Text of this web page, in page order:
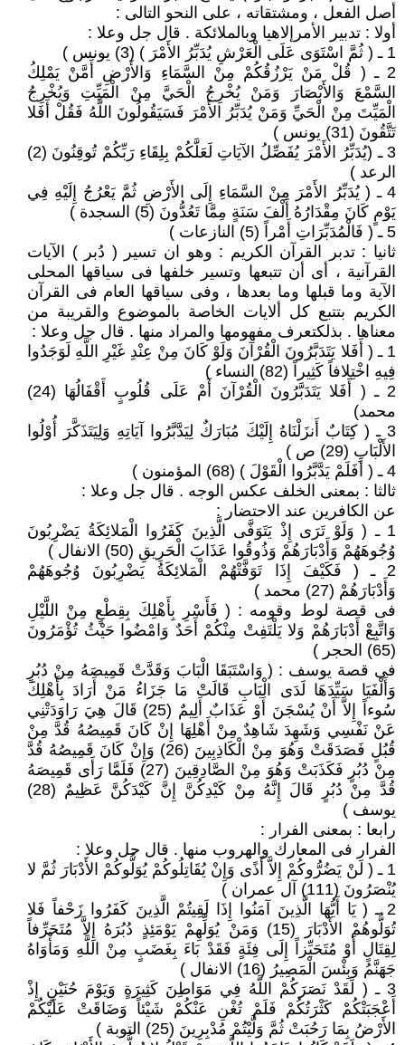
أصل الفعل ، ومشتقاته ، على النحو التالى :
أولا : تدبير الأمرإلاهيا وبالملائكة . قال جل وعلا :
1 ـ ( ثُمَّ اسْتَوَى عَلَى الْعَرْشِ يُدَبِّرُ الأَمْرَ ) (3) يونس )
2 ـ ( قُلْ مَنْ يَرْزُقُكُمْ مِنْ السَّمَاءِ وَالأَرْضِ أَمَّنْ يَمْلِكُ
السَّمْعَ وَالأَبْصَارَ وَمَنْ يُخْرِجُ الْحَيَّ مِنْ الْمَيِّتِ وَيُخْرِجُ
الْمَيِّتَ مِنْ الْحَيِّ وَمَنْ يُدَبِّرُ الأَمْرَ فَسَيَقُولُونَ اللَّهُ فَقُلْ أَفَلا
تَتَّقُونَ (31) يونس )
3 ـ (يُدَبِّرُ الأَمْرَ يُفَصِّلُ الآيَاتِ لَعَلَّكُمْ بِلِقَاءِ رَبِّكُمْ تُوقِنُونَ (2)
الرعد )
4 ـ ( يُدَبِّرُ الأَمْرَ مِنْ السَّمَاءِ إِلَى الأَرْضِ ثُمَّ يَعْرُجُ إِلَيْهِ فِي
يَوْمٍ كَانَ مِقْدَارُهُ أَلْفَ سَنَةٍ مِمَّا تَعُدُّونَ (5) السجدة )
5 ـ ( فَالْمُدَبِّرَاتِ أَمْراً (5) النازعات )
ثانيا : تدبر القرآن الكريم : وهو ان تسير ( دُبر ) الآيات
القرآنية ، أى أن تتبعها وتسير خلفها فى سياقها المحلى
الآية وما قبلها وما بعدها ، وفى سياقها العام فى القرآن
الكريم بتتبع كل ألايات الخاصة بالموضوع والقريبة من
معناها . بذلكتعرف مفهومها والمراد منها . قال جل وعلا :
1 ـ ( أَفَلا يَتَدَبَّرُونَ الْقُرْآنَ وَلَوْ كَانَ مِنْ عِنْدِ غَيْرِ اللَّهِ لَوَجَدُوا
فِيهِ اخْتِلافاً كَثِيراً (82) النساء )
2 ـ ( أَفَلا يَتَدَبَّرُونَ الْقُرْآنَ أَمْ عَلَى قُلُوبٍ أَقْفَالُهَا (24)
محمد)
3 ـ ( كِتَابٌ أَنزَلْنَاهُ إِلَيْكَ مُبَارَكٌ لِيَدَّبَّرُوا آيَاتِهِ وَلِيَتَذَكَّرَ أُوْلُوا
الأَلْبَابِ (29) ص )
4 ـ ( أَفَلَمْ يَدَّبَّرُوا الْقَوْلَ ) (68) المؤمنون )
ثالثا : بمعنى الخلف عكس الوجه . قال جل وعلا :
عن الكافرين عند الاحتضار :
1 ـ ( وَلَوْ تَرَى إِذْ يَتَوَفَّى الَّذِينَ كَفَرُوا الْمَلائِكَةُ يَضْرِبُونَ
وُجُوهَهُمْ وَأَدْبَارَهُمْ وَذُوقُوا عَذَابَ الْحَرِيقِ (50) الانفال )
2 ـ ( فَكَيْفَ إِذَا تَوَفَّتْهُمْ الْمَلائِكَةُ يَضْرِبُونَ وُجُوهَهُمْ
وَأَدْبَارَهُمْ (27) محمد )
فى قصة لوط وقومه : ( فَأَسْرِ بِأَهْلِكَ بِقِطْعٍ مِنْ اللَّيْلِ
وَاتَّبِعْ أَدْبَارَهُمْ وَلا يَلْتَفِتْ مِنْكُمْ أَحَدٌ وَامْضُوا حَيْثُ تُؤْمَرُونَ
(65) الحجر )
فى قصة يوسف : ( وَاسْتَبَقَا الْبَابَ وَقَدَّتْ قَمِيصَهُ مِنْ دُبُرٍ
وَأَلْفَيَا سَيِّدَهَا لَدَى الْبَابِ قَالَتْ مَا جَزَاءُ مَنْ أَرَادَ بِأَهْلِكَ
سُوءاً إِلاَّ أَنْ يُسْجَنَ أَوْ عَذَابٌ أَلِيمٌ (25) قَالَ هِيَ رَاوَدَتْنِي
عَنْ نَفْسِي وَشَهِدَ شَاهِدٌ مِنْ أَهْلِهَا إِنْ كَانَ قَمِيصُهُ قُدَّ مِنْ
قُبُلٍ فَصَدَقَتْ وَهُوَ مِنْ الْكَاذِبِينَ (26) وَإِنْ كَانَ قَمِيصُهُ قُدَّ
مِنْ دُبُرٍ فَكَذَبَتْ وَهُوَ مِنْ الصَّادِقِينَ (27) فَلَمَّا رَأَى قَمِيصَهُ
قُدَّ مِنْ دُبُرٍ قَالَ إِنَّهُ مِنْ كَيْدِكُنَّ إِنَّ كَيْدَكُنَّ عَظِيمٌ (28)
يوسف )
رابعا : بمعنى الفرار :
الفرار فى المعارك والهروب منها . قال جل وعلا :
1 ـ ( لَنْ يَضُرُّوكُمْ إِلاَّ أَذًى وَإِنْ يُقَاتِلُوكُمْ يُوَلُّوكُمْ الأَدْبَارَ ثُمَّ لا
يُنْصَرُونَ (111) آل عمران )
2 ـ ( يَا أَيُّهَا الَّذِينَ آمَنُوا إِذَا لَقِيتُمْ الَّذِينَ كَفَرُوا زَحْفاً فَلا
تُوَلُّوهُمْ الأَدْبَارَ (15) وَمَنْ يُوَلِّهِمْ يَوْمَئِذٍ دُبُرَهُ إِلاَّ مُتَحَرِّفاً
لِقِتَالٍ أَوْ مُتَحَيِّزاً إِلَى فِئَةٍ فَقَدْ بَاءَ بِغَضَبٍ مِنْ اللَّهِ وَمَأْوَاهُ
جَهَنَّمُ وَبِئْسَ الْمَصِيرُ (16) الانفال )
3 ـ ( لَقَدْ نَصَرَكُمْ اللَّهُ فِي مَوَاطِنَ كَثِيرَةٍ وَيَوْمَ حُنَيْنٍ إِذْ
أَعْجَبَتْكُمْ كَثْرَتُكُمْ فَلَمْ تُغْنِ عَنْكُمْ شَيْئاً وَضَاقَتْ عَلَيْكُمْ
الأَرْضُ بِمَا رَحُبَتْ ثُمَّ وَلَّيْتُمْ مُدْبِرِينَ (25) التوبة )